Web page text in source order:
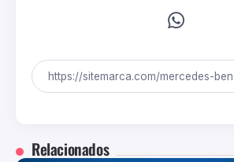
Relacionados